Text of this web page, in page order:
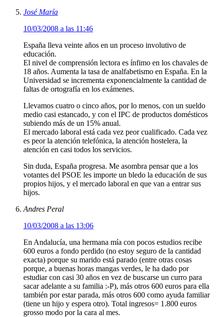
José María
10/03/2008 a las 11:46
España lleva veinte años en un proceso involutivo de
educación.
El nivel de comprensión lectora es ínfimo en los chavales de
18 años. Aumenta la tasa de analfabetismo en España. En la
Universidad se incrementa exponencialmente la cantidad de
faltas de ortografía en los exámenes.
Llevamos cuatro o cinco años, por lo menos, con un sueldo
medio casi estancado, y con el IPC de productos domésticos
subiendo más de un 15% anual.
El mercado laboral está cada vez peor cualificado. Cada vez
es peor la atención telefónica, la atención hostelera, la
atención en casi todos los servicios.
Sin duda, España progresa. Me asombra pensar que a los
votantes del PSOE les importe un bledo la educación de sus
propios hijos, y el mercado laboral en que van a entrar sus
hijos.
Andres Peral
10/03/2008 a las 13:06
En Andalucía, una hermana mía con pocos estudios recibe
600 euros a fondo perdido (no estoy seguro de la cantidad
exacta) porque su marido está parado (entre otras cosas
porque, a buenas horas mangas verdes, le ha dado por
estudiar con casi 30 años en vez de buscarse un curro para
sacar adelante a su familia :-P), más otros 600 euros para ella
también por estar parada, más otros 600 como ayuda familiar
(tiene un hijo y espera otro). Total ingresos= 1.800 euros
grosso modo por la cara al mes.